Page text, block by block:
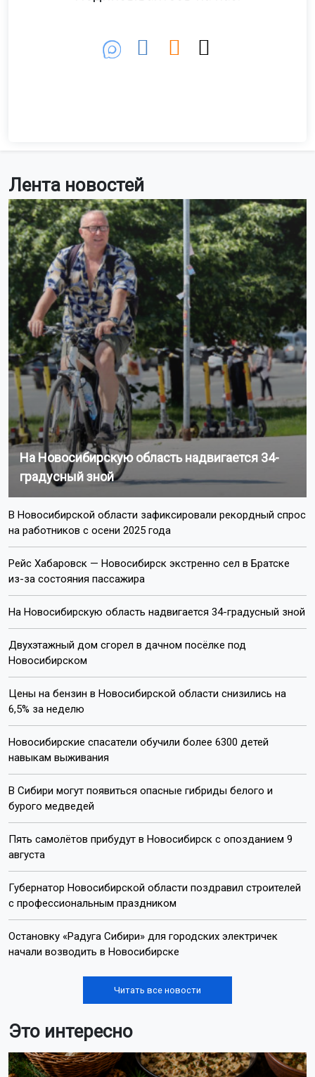
Лента новостей
На Новосибирскую область надвигается 34-
градусный зной
В Новосибирской области зафиксировали рекордный спрос
на работников с осени 2025 года
Рейс Хабаровск — Новосибирск экстренно сел в Братске
из-за состояния пассажира
На Новосибирскую область надвигается 34-градусный зной
Двухэтажный дом сгорел в дачном посёлке под
Новосибирском
Цены на бензин в Новосибирской области снизились на
6,5% за неделю
Новосибирские спасатели обучили более 6300 детей
навыкам выживания
В Сибири могут появиться опасные гибриды белого и
бурого медведей
Пять самолётов прибудут в Новосибирск с опозданием 9
августа
Губернатор Новосибирской области поздравил строителей
с профессиональным праздником
Остановку «Радуга Сибири» для городских электричек
начали возводить в Новосибирске
Читать все новости
Это интересно